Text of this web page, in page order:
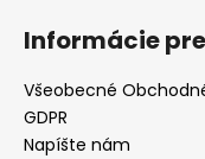
Informácie
Všeobecné
GDPR
Napíšte nám